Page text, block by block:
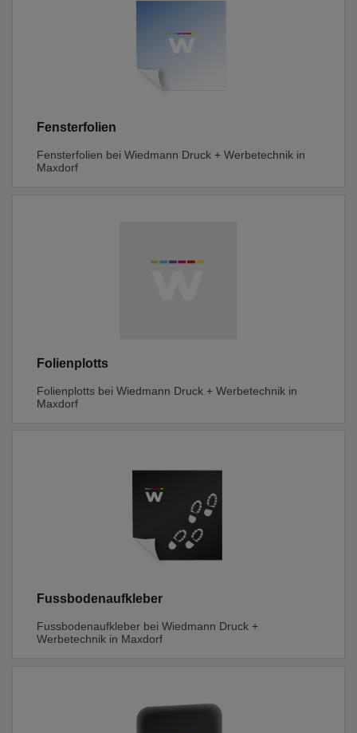
Fensterfolien
Fensterfolien bei Wiedmann Druck + Werbetechnik in
Maxdorf
Folienplotts
Folienplotts bei Wiedmann Druck + Werbetechnik in
Maxdorf
Fussbodenaufkleber
Fussbodenaufkleber bei Wiedmann Druck +
Werbetechnik in Maxdorf